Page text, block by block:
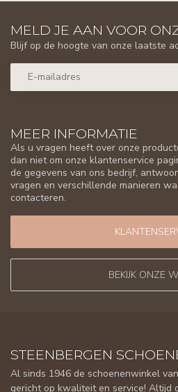
MEER INFORMATIE
Als u vragen heeft over onze
dan niet om onze klantenservice
de gegevens van ons bedrijf,
vragen en verschillende manieren
contacteren.
BEKIJK ONZE
MELD JE AAN VOOR
Blijf op de hoogte van onze laatste
STEENBERGEN
Al sinds 1946 de schoenenwinkel
gericht op kwaliteit en service! Altijd